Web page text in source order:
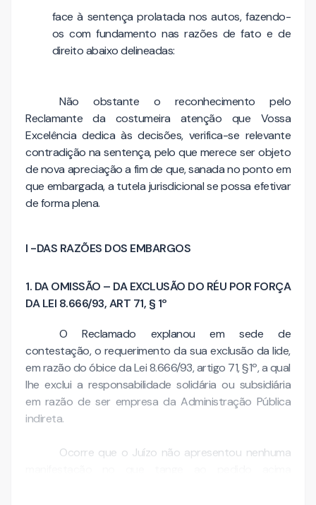
face à sentença prolatada nos autos, fazendo-
os com fundamento nas razões de fato e de
direito abaixo delineadas:
Não obstante o reconhecimento pelo
Reclamante da costumeira atenção que Vossa
Excelência dedica às decisões, verifica-se relevante
contradição na sentença, pelo que merece ser objeto
de nova apreciação a fim de que, sanada no ponto em
que embargada, a tutela jurisdicional se possa efetivar
de forma plena.
I -DAS RAZÕES DOS EMBARGOS
1. DA OMISSÃO – DA EXCLUSÃO DO RÉU POR FORÇA
DA LEI 8.666/93, ART 71, § 1º
O Reclamado explanou em sede de
contestação, o requerimento da sua exclusão da lide,
em razão do óbice da Lei 8.666/93, artigo 71, §1º, a qual
lhe exclui a responsabilidade solidária ou subsidiária
em razão de ser empresa da Administração Pública
indireta.
Ocorre que o Juízo não apresentou nenhuma